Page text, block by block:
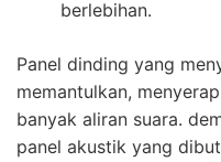
berlebihan.
Panel dinding yang
memantulkan,
banyak aliran suara.
panel akustik yang